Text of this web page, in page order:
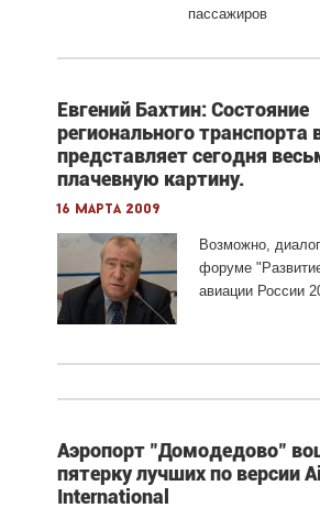
пассажиров
Евгений Бахтин: Состояние
регионального транспорта
представляет сегодня
плачевную картину.
16 марта 2009
Возможно,
форуме
авиации России
Аэропорт "Домодедово"
пятерку лучших по версии
International